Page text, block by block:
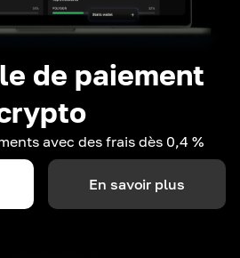
de paiement
avec des frais dès 0,4 %
En savoir plus